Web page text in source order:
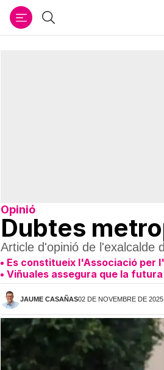
Cercar
Opinió
Dubtes
Article d'opinió de l'exalcalde
Es constitueix l'Associació per
Viñuales assegura que la
JAUME CASAÑAS02 DE NOVEMBRE DE 2025